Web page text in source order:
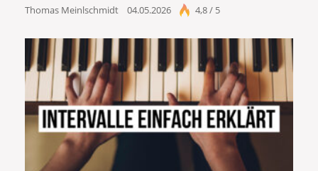
Thomas Meinlschmidt 04.05.2026 4,8 / 5